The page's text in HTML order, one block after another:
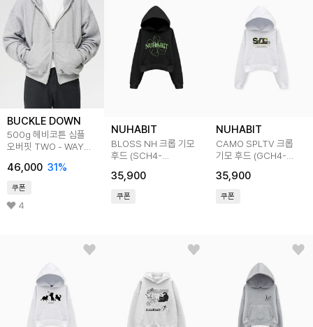
BUCKLE DOWN
500g 헤비코튼 심플
오버핏 TWO - WAY
(MELANGE GREY)
46,000 31%
쿠폰
4
NUHABIT
BLOSS NH 크롭 기모
후드 (SCH4-
35,900
쿠폰
NUHABIT
CAMO SPLTV 크롭
기모 후드 (GCH4-
35,900
쿠폰